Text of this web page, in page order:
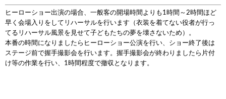
ヒーローショー出演の場合、一般客の開場時間よりも1時間～2時間ほど
早く会場入りをしてリハーサルを行います（衣装を着てない役者が行っ
てるリハーサル風景を見せて子どもたちの夢を壊さないため）。
本番の時間になりましたらヒーローショー公演を行い、ショー終了後は
ステージ前で握手撮影会を行います。握手撮影会が終わりましたら片付
け等の作業を行い、1時間程度で撤収となります。